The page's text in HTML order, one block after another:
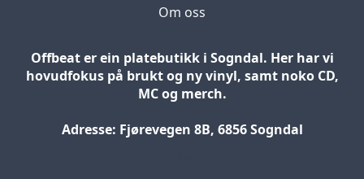
Om oss
Offbeat er ein platebutikk i Sogndal. Her har vi
hovudfokus på brukt og ny vinyl, samt noko CD,
MC og merch.
Adresse: Fjørevegen 8B, 6856 Sogndal